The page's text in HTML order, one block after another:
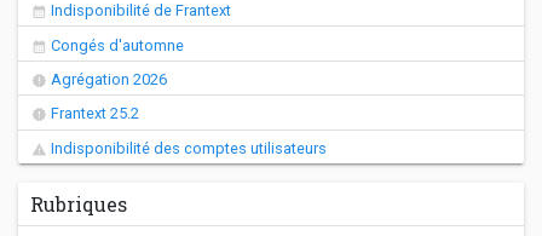
Indisponibilité de Frantext
Congés d'automne
Agrégation 2026
Frantext 25.2
Indisponibilité des comptes utilisateurs
Rubriques